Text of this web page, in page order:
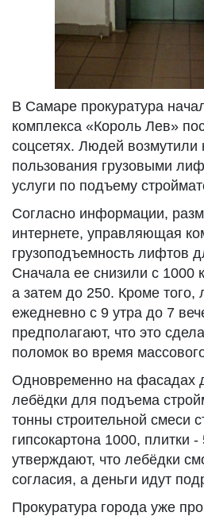
В Самаре прокуратура
комплекса «Король Лев»
соцсетях. Людей
пользования грузовыми
услуги по подъему
Согласно информации,
интернете, управляющая
грузоподъемность лифтов
Сначала ее снизили с 1000
а затем до 250. Кроме
ежедневно с 9 утра до 7
предполагают, что это
поломок во время
Одновременно на фасадах
лебёдки для подъема
тонны строительной смеси
гипсокартона 1000, плитки
утверждают, что лебёдки
согласия, а деньги идут
Прокуратура города уже